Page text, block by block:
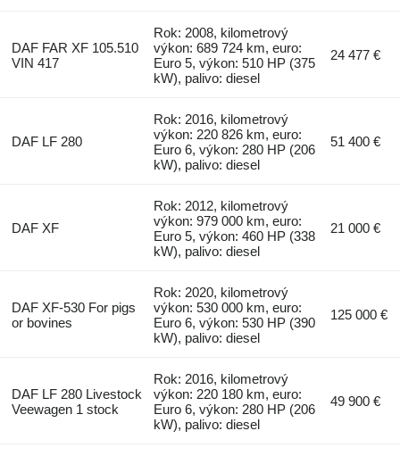
DAF FAR XF 105.510
VIN 417
Rok: 2008, kilometrový
výkon: 689 724 km, euro:
Euro 5, výkon: 510 HP (375
kW), palivo: diesel
24 477 €
DAF LF 280
Rok: 2016, kilometrový
výkon: 220 826 km, euro:
Euro 6, výkon: 280 HP (206
kW), palivo: diesel
51 400 €
DAF XF
Rok: 2012, kilometrový
výkon: 979 000 km, euro:
Euro 5, výkon: 460 HP (338
kW), palivo: diesel
21 000 €
DAF XF-530 For pigs
or bovines
Rok: 2020, kilometrový
výkon: 530 000 km, euro:
Euro 6, výkon: 530 HP (390
kW), palivo: diesel
125 000 €
DAF LF 280 Livestock
Veewagen 1 stock
Rok: 2016, kilometrový
výkon: 220 180 km, euro:
Euro 6, výkon: 280 HP (206
kW), palivo: diesel
49 900 €